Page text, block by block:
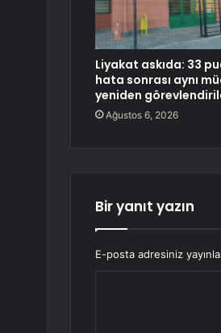
Liyakat askıda: 33
hata sonrası aynı
yeniden
Ağustos 6, 2026
Bir yanıt yazın
E-posta adresiniz